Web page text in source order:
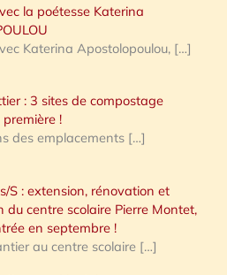
la poétesse Katerina
Katerina Apostolopoulou, […]
: 3 sites de compostage
!
des emplacements […]
S : extension, rénovation et
du centre scolaire Pierre Montet,
en septembre !
au centre scolaire […]